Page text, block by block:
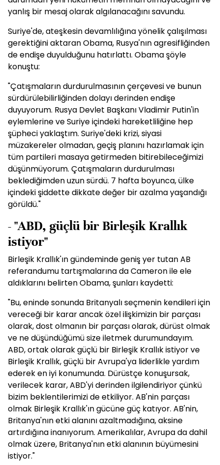
yanlış bir mesaj olarak algılanacağını savundu.
Suriye'de, ateşkesin devamlılığına yönelik çalışılması
gerektiğini aktaran Obama, Rusya'nın agresifliğinden
de endişe duyulduğunu hatırlattı. Obama şöyle
konuştu:
"Çatışmaların durdurulmasının çerçevesi ve bunun
sürdürülebilirliğinden dolayı derinden endişe
duyuyorum. Rusya Devlet Başkanı Vladimir Putin'in
eylemlerine ve Suriye içindeki hareketliliğine hep
şüpheci yaklaştım. Suriye'deki krizi, siyasi
müzakereler olmadan, geçiş planını hazırlamak için
tüm partileri masaya getirmeden bitirebileceğimizi
düşünmüyorum. Çatışmaların durdurulması
beklediğimden uzun sürdü. 7 hafta boyunca, ülke
içindeki şiddette dikkate değer bir azalma yaşandığı
görüldü."
- "ABD, güçlü bir Birleşik Krallık
istiyor"
Birleşik Krallık'ın gündeminde geniş yer tutan AB
referandumu tartışmalarına da Cameron ile ele
aldıklarını belirten Obama, şunları kaydetti:
"Bu, eninde sonunda Britanyalı seçmenin kendileri için
vereceği bir karar ancak özel ilişkimizin bir parçası
olarak, dost olmanın bir parçası olarak, dürüst olmak
ve ne düşündüğümü size iletmek durumundayım.
ABD, ortak olarak güçlü bir Birleşik Krallık istiyor ve
Birleşik Krallık, güçlü bir Avrupa'ya liderlikle yardım
ederek en iyi konumunda. Dürüstçe konuşursak,
verilecek karar, ABD'yi derinden ilgilendiriyor çünkü
bizim beklentilerimizi de etkiliyor. AB'nin parçası
olmak Birleşik Krallık'ın gücüne güç katıyor. AB'nin,
Britanya'nın etki alanını azaltmadığına, aksine
artırdığına inanıyorum. Amerikalılar, Avrupa da dahil
olmak üzere, Britanya'nın etki alanının büyümesini
istiyor."